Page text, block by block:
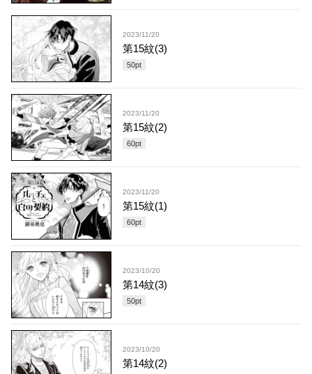
2023/11/20
第15紋(3)
50pt
2023/11/20
第15紋(2)
60pt
2023/11/20
第15紋(1)
60pt
2023/10/20
第14紋(3)
50pt
2023/10/20
第14紋(2)